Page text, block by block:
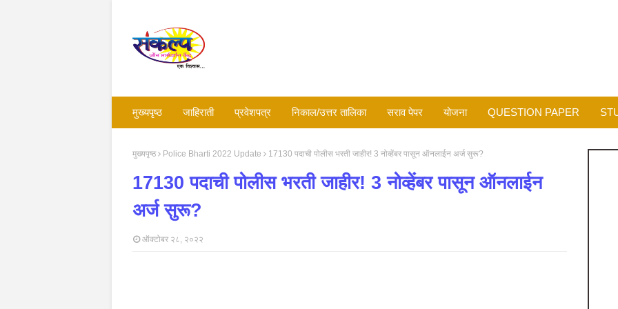
मुख्यपृष्ठ जाहिराती प्रवेशपत्र निकाल/उत्तर तालिका सराव पेपर योजना QUESTION PAPER
मुख्यपृष्ठ Police Bharti 2022 Update 17130 पदाची पोलीस भरती जाहीर! 3 नोव्हेंबर पासून ऑनलाईन अर्ज सुरू?
17130 पदाची पोलीस भरती जाहीर! 3 नोव्हेंबर पासून ऑनलाईन
अर्ज सुरू?
ऑक्टोबर २८, २०२२